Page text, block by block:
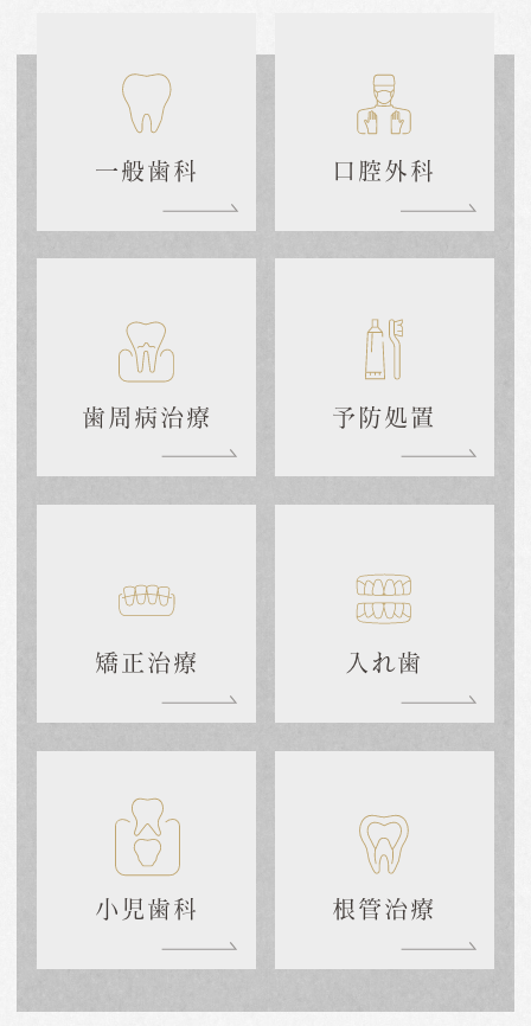
一般歯科 口腔外科
歯周病治療 予防処置
矯正治療 入れ歯
小児歯科 根管治療